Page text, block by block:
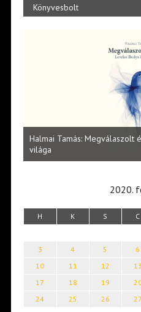
Könyvesbolt
Halmai Tamás: Megválaszolt
világa
2020.
H K S C
3
4 5 6
10
11 12 13
17
18 19
24
25 26 27